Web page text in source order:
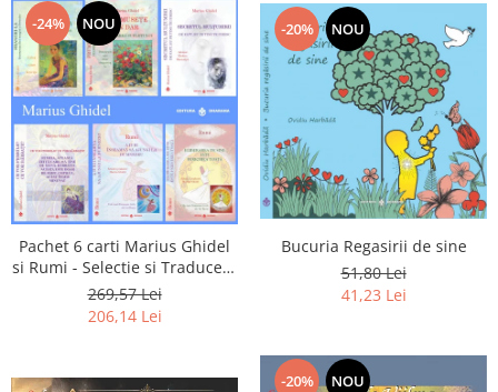
-24% NOU
Pachet 6 carti Marius Ghidel
si Rumi - Selectie si Traducere
de Marius Ghidel
269,57 Lei
206,14 Lei
-20% NOU
Bucuria Regasirii de sine
51,80 Lei
41,23 Lei
-20% NOU